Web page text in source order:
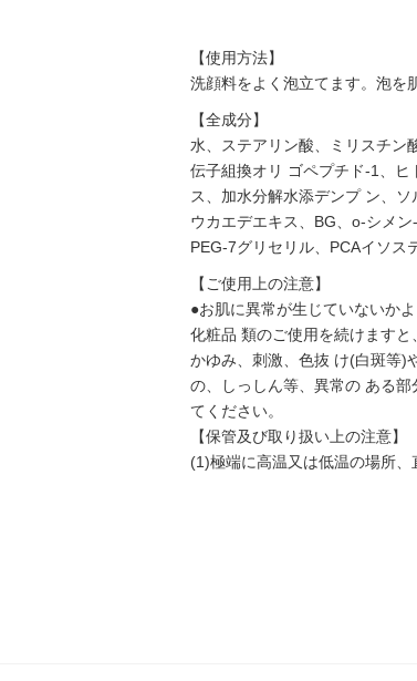
【使用方法】
洗顔料をよく泡立てます。泡を
【全成分】
水、ステアリン酸、ミリスチン
伝子組換オリ ゴペプチド-1、
ス、加水分解水添デンプ ン、
ウカエデエキス、BG、o-シメ
PEG-7グリセリル、PCAイソス
【ご使用上の注意】
●お肌に異常が生じていないか
化粧品 類のご使用を続けます
かゆみ、刺激、色抜 け(白斑等)
の、しっしん等、異常の ある
てください。
【保管及び取り扱い上の注意】
(1)極端に高温又は低温の場所